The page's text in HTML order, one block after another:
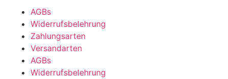
AGBs
Widerrufsbelehrung
Zahlungsarten
Versandarten
AGBs
Widerrufsbelehrung